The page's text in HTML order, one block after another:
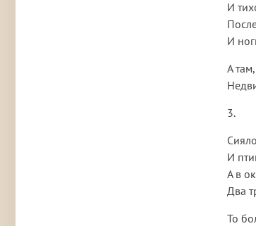
И
И
А
3.
И
А в
Два
То